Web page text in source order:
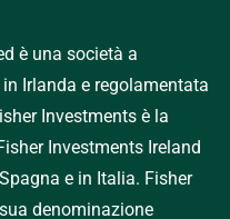
è una società a
Irlanda e regolamentata
Investments è la
Investments Ireland
e in Italia. Fisher
denominazione